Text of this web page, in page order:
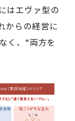
はエヴァ型の
からの経営に
く、“両方を